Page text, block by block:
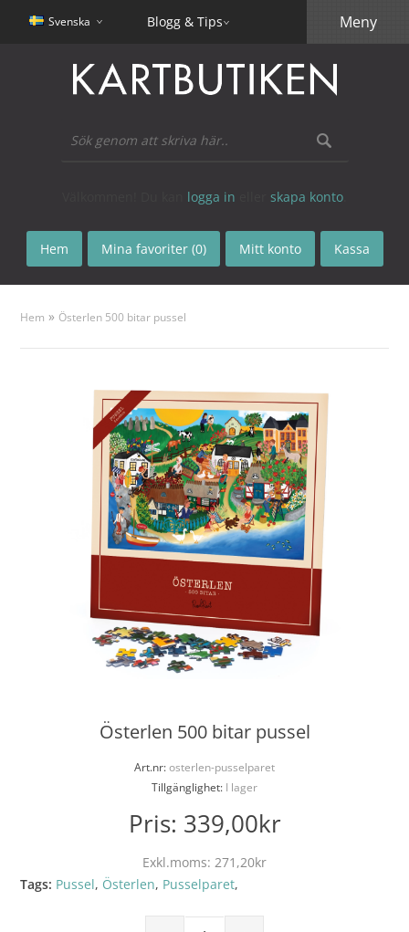
Svenska Blogg & Tips
logga in skapa konto
Hem Mina favoriter (0) Mitt konto Kassa
Meny
Hem » Österlen 500 bitar pussel
Österlen 500 bitar pussel
Art.nr:osterlen-pusselparet
Tillgänglighet: I lager
Pris: 339,00kr
Exkl.moms: 271,20kr
Tags: Pussel, Österlen, Pusselparet,